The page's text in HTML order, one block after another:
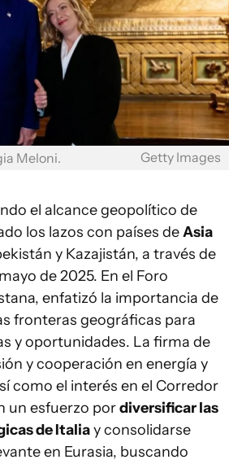
Meloni. Getty Images
el alcance geopolítico de
los lazos con países deAsia
y Kazajistán, a través de
de 2025. En el Foro
enfatizó la importancia de
fronteras geográficas para
y oportunidades. La firma de
y cooperación en energía y
como el interés en el Corredor
un esfuerzo pordiversificar las
de Italiay consolidarse
en Eurasia, buscando